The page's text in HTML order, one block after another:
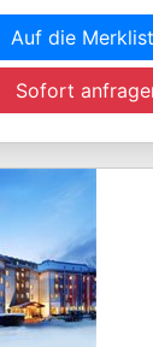
Auf die
Sofort